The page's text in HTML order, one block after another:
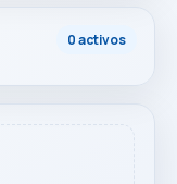
0 activos